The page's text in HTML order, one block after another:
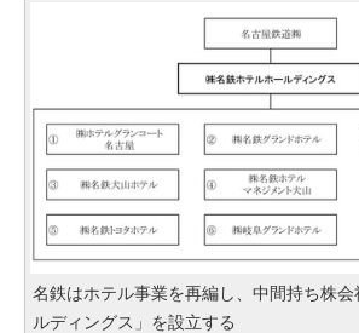
名鉄はホテル事業を再編し、中間持ち株
ルディングス」を設立する